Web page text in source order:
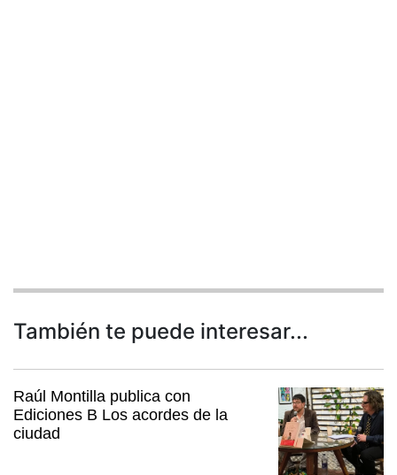
También te puede interesar...
Raúl Montilla publica con
Ediciones B Los acordes de la
ciudad